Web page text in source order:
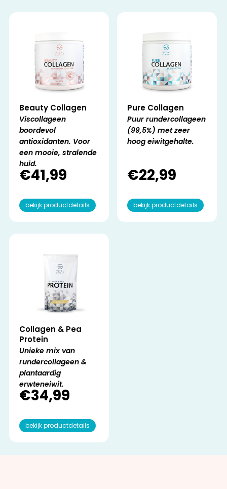
Beauty Collagen
Viscollageen
boordevol
antioxidanten. Voor
een mooie, stralende
huid.
€41,99
bekijk productdetails
Pure Collagen
Puur rundercollageen
(99,5%) met zeer
hoog eiwitgehalte.
€22,99
bekijk productdetails
Collagen & Pea
Protein
Unieke mix van
rundercollageen &
plantaardig
erwteneiwit.
€34,99
bekijk productdetails